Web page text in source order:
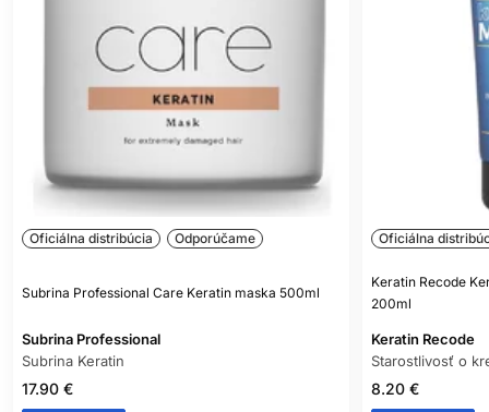
Oficiálna distribúcia Odporúčame
Subrina Professional Care Keratin maska 500ml
Subrina Professional
Subrina Keratin
17.90 €
Oficiálna
Keratin Recode
200ml
Keratin Recode
Starostlivosť o
8.20 €